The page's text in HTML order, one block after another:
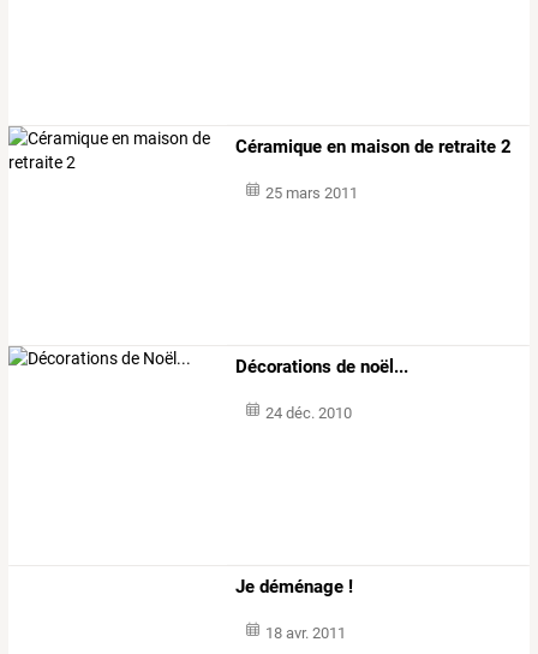
Céramique en maison de retraite 2
25 mars 2011
Décorations de noël...
24 déc. 2010
Je déménage !
18 avr. 2011